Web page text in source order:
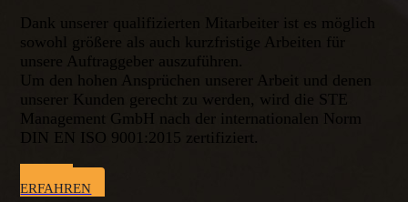
Dank unserer qualifizierten Mitarbeiter ist es möglich
sowohl größere als auch kurzfristige Arbeiten für
unsere Auftraggeber auszuführen.
Um den hohen Ansprüchen unserer Arbeit und denen
unserer Kunden gerecht zu werden, wird die STE
Management GmbH nach der internationalen Norm
DIN EN ISO 9001:2015 zertifiziert.
MEHR
ERFAHREN